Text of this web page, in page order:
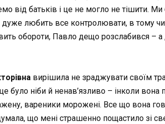
від батьків і це не могло не тішити.
дуже любить все контролювати, в тому
обороти, Павло дещо розслабився – а
вирішила не зраджувати своїм
було ніби й ненав’язливо – інколи
вареники морожені. Все що вона
що мені страшенно пощастило зі